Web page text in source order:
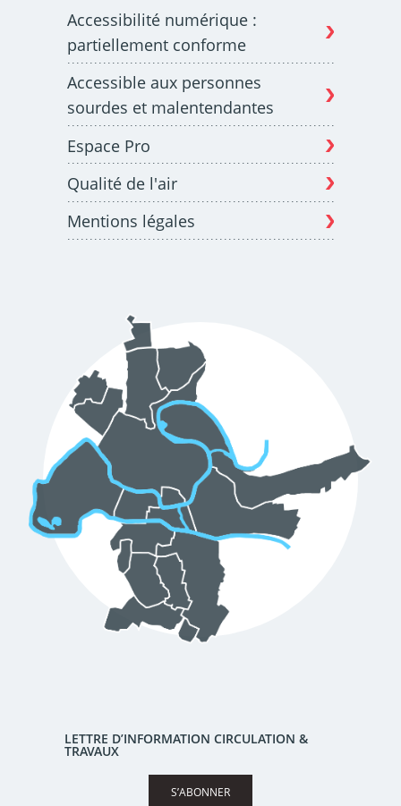
Accessibilité numérique :
partiellement conforme
Accessible aux personnes
sourdes et malentendantes
Espace Pro
Qualité de l'air
Mentions légales
LETTRE D’INFORMATION CIRCULATION &
TRAVAUX
S’ABONNER